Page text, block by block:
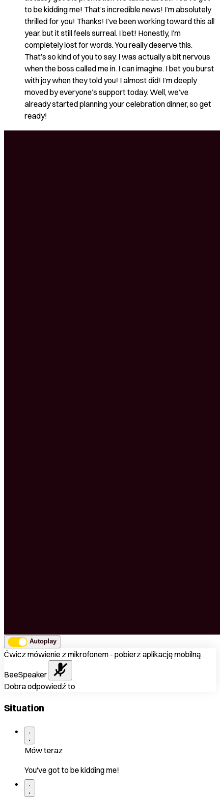
to be kidding me! That’s incredible news! I’m absolutely
thrilled for you! Thanks! I’ve been working toward this all
year, but it still feels surreal. I bet! Honestly, I’m
completely lost for words. You really deserve this.
That’s so kind of you to say. I was actually a bit nervous
when the boss called me in. I can imagine. I bet you burst
with joy when they told you! I almost did! I’m deeply
moved by everyone’s support today. Well, we’ve
already started planning your celebration dinner, so get
ready!
Autoplay
Ćwicz mówienie z mikrofonem - pobierz aplikację mobilną
BeeSpeaker
Dobra odpowiedź to
Situation
Mów teraz
You've got to be kidding me!